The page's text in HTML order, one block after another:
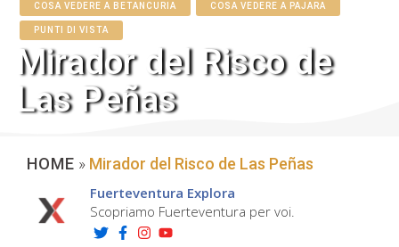
COSA VEDERE A BETANCURIA COSA VEDERE A PAJARA
PUNTI DI VISTA
Mirador del Risco de
Las Peñas
HOME » Mirador del Risco de Las Peñas
Fuerteventura Explora
Scopriamo Fuerteventura per voi.